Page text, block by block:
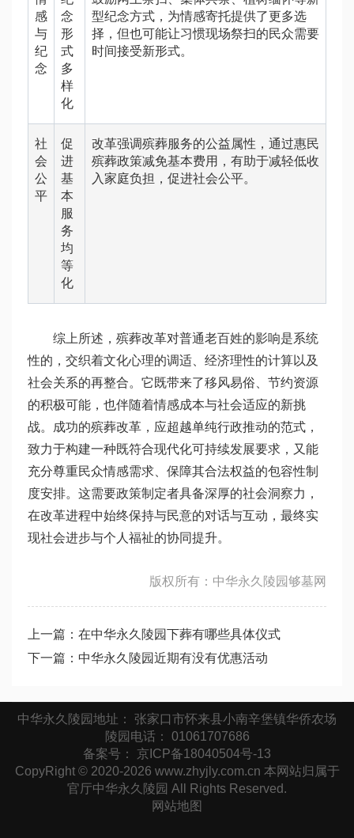
感
与
纪
念
念
形
式
多
样
化
型纪念方式，为情感寄托提供了更多选
择，但也可能让习惯现场祭扫的民众需要
时间接受新形式。
社
会
公
平
促
进
基
本
服
务
均
等
化
改革强调殡葬服务的公益属性，通过惠民
殡葬政策减免基本费用，有助于减轻低收
入家庭负担，促进社会公平。
综上所述，殡葬改革对普通老百姓的影响是系统
性的，交织着文化心理的调适、经济理性的计算以及
社会关系的再整合。它既带来了移风易俗、节约资源
的积极可能，也伴随着情感成本与社会适应的新挑
战。成功的殡葬改革，应超越单纯行政推动的范式，
致力于构建一种既符合现代化可持续发展要求，又能
充分尊重民众情感需求、保障其合法权益的包容性制
度安排。这需要政策制定者具备深厚的社会洞察力，
在改革进程中始终保持与民意的对话与互动，最终实
现社会进步与个人福祉的协同提升。
版权所有：中华永久陵园够墓网
上一篇： 在中华永久陵园下葬有哪些具体仪式
下一篇： 中华永久陵园近期有没有优惠活动
中华永久陵园地址： 张家口市怀来县小南辛堡镇华侨农场
陵园电话： 01061707686
备案号： 京ICP备18040504号-13
CopyRight © 2020-2026 www.zhyjly.com.cn 本网站归属于
官厅中华永久陵园 All Rights Reserved.
网站地图